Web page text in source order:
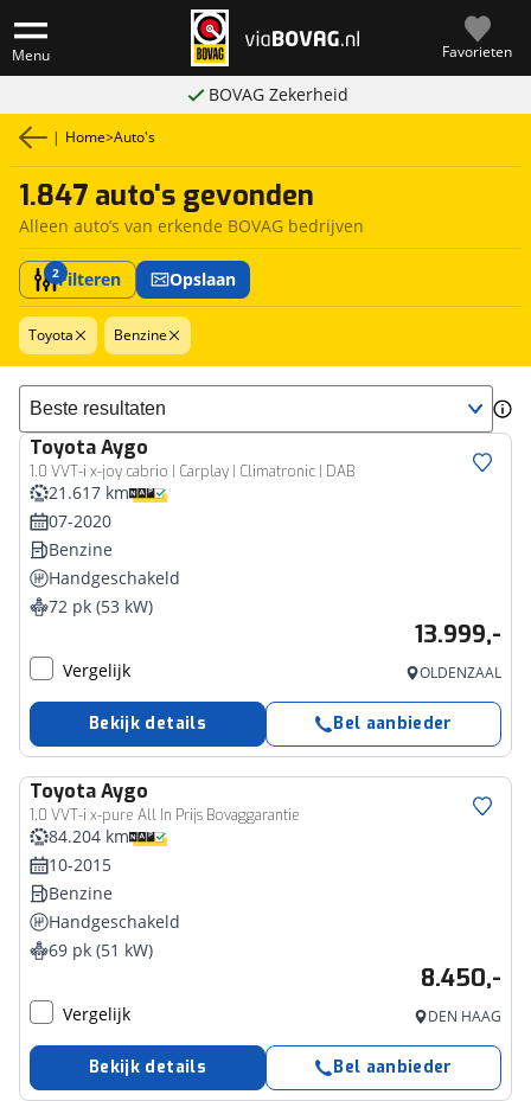
Menu Favorieten
BOVAG Zekerheid
| Home>Auto's
1.847 auto's gevonden
Alleen auto’s van erkende BOVAG bedrijven
2Filteren Opslaan
Toyota Benzine
Sorteer resultaten
ToyotaAygo
1.0 VVT-i x-joy cabrio | Carplay | Climatronic | DAB
21.617 km
07-2020
Benzine
Handgeschakeld
72 pk (53 kW)
13.999,-
Vergelijk OLDENZAAL
Bekijk details Bel aanbieder
ToyotaAygo
1.0 VVT-i x-pure All In Prijs Bovaggarantie
84.204 km
10-2015
Benzine
Handgeschakeld
69 pk (51 kW)
8.450,-
Vergelijk DEN HAAG
Bekijk details Bel aanbieder